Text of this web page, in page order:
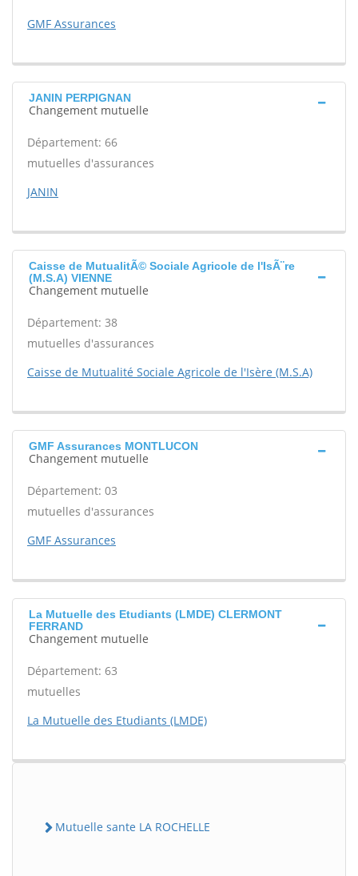
GMF Assurances
JANIN PERPIGNAN
Changement mutuelle
Département: 66
mutuelles d'assurances
JANIN
Caisse de MutualitÃ© Sociale Agricole de l'IsÃ¨re
(M.S.A) VIENNE
Changement mutuelle
Département: 38
mutuelles d'assurances
Caisse de Mutualité Sociale Agricole de l'Isère (M.S.A)
GMF Assurances MONTLUCON
Changement mutuelle
Département: 03
mutuelles d'assurances
GMF Assurances
La Mutuelle des Etudiants (LMDE) CLERMONT
FERRAND
Changement mutuelle
Département: 63
mutuelles
La Mutuelle des Etudiants (LMDE)
Mutuelle sante LA ROCHELLE